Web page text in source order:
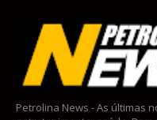
Petrolina News - As últimas